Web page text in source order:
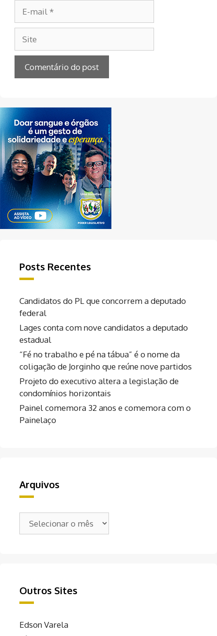
mail
Posts Recentes
Candidatos do PL que concorrem a deputado
federal
Lages conta com nove candidatos a deputado
estadual
“Fé no trabalho e pé na tábua” é o nome da
coligação de Jorginho que reúne nove partidos
Projeto do executivo altera a legislação de
condomínios horizontais
Painel comemora 32 anos e comemora com o
Painelaço
Arquivos
Outros Sites
Edson Varela